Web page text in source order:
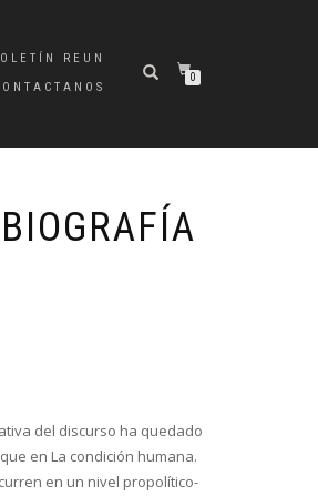
REUN
0
del discurso ha quedado
en La condición humana.
en un nivel propolítico-